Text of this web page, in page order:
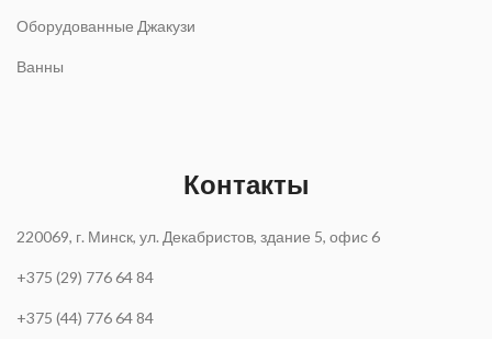
Оборудованные Джакузи
Ванны
Контакты
220069, г. Минск, ул. Декабристов, здание 5, офис 6
+375 (29) 776 64 84
+375 (44) 776 64 84